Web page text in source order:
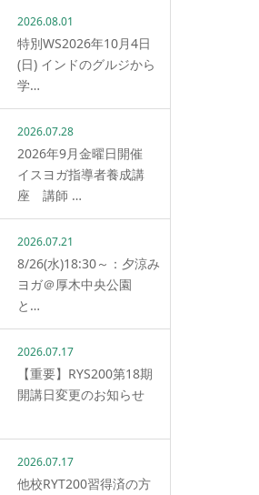
2026.08.01
特別WS2026年10月4日
(日) インドのグルジから
学…
2026.07.28
2026年9月金曜日開催
イスヨガ指導者養成講
座 講師 …
2026.07.21
8/26(水)18:30～：夕涼み
ヨガ＠厚木中央公園
と…
2026.07.17
【重要】RYS200第18期
開講日変更のお知らせ
2026.07.17
他校RYT200習得済の方